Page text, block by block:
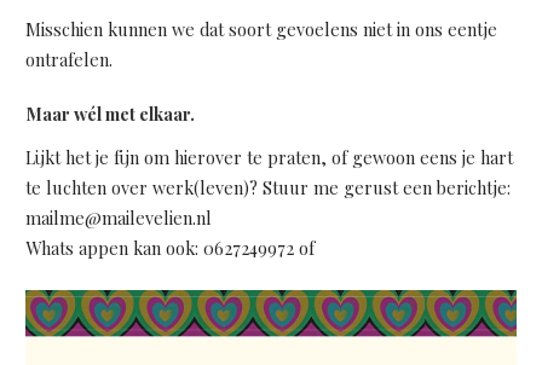
Misschien kunnen we dat soort gevoelens niet in ons eentje
ontrafelen.
Maar wél met elkaar.
Lijkt het je fijn om hierover te praten, of gewoon eens je hart
te luchten over werk(leven)? Stuur me gerust een berichtje:
mailme@mailevelien.nl
Whats appen kan ook: 0627249972 of